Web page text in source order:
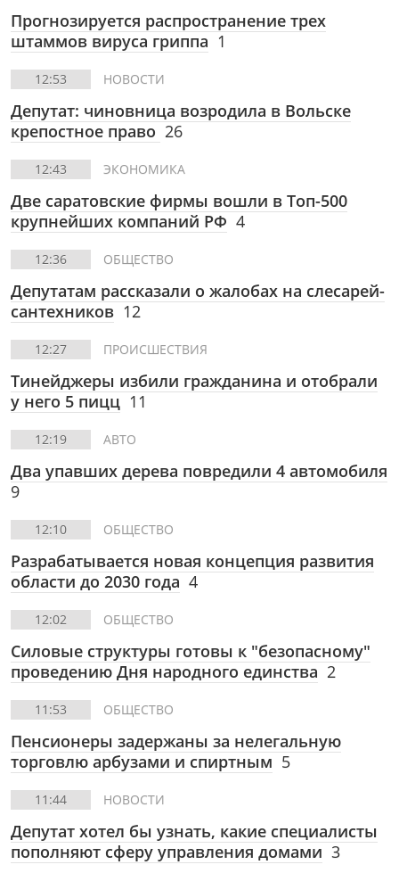
Прогнозируется распространение трех
штаммов вируса гриппа 1
12:53 НОВОСТИ
Депутат: чиновница возродила в Вольске
крепостное право 26
12:43 ЭКОНОМИКА
Две саратовские фирмы вошли в Топ-500
крупнейших компаний РФ 4
12:36 ОБЩЕСТВО
Депутатам рассказали о жалобах на слесарей-
сантехников 12
12:27 ПРОИСШЕСТВИЯ
Тинейджеры избили гражданина и отобрали
у него 5 пицц 11
12:19 АВТО
Два упавших дерева повредили 4 автомобиля
9
12:10 ОБЩЕСТВО
Разрабатывается новая концепция развития
области до 2030 года 4
12:02 ОБЩЕСТВО
Силовые структуры готовы к "безопасному"
проведению Дня народного единства 2
11:53 ОБЩЕСТВО
Пенсионеры задержаны за нелегальную
торговлю арбузами и спиртным 5
11:44 НОВОСТИ
Депутат хотел бы узнать, какие специалисты
пополняют сферу управления домами 3